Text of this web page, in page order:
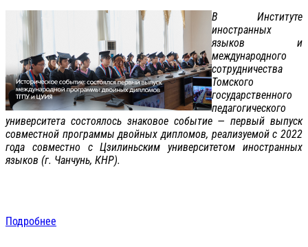
В Институте
иностранных
языков и
международного
сотрудничества
Томского
государственного
педагогического
университета состоялось знаковое событие — первый выпуск
совместной программы двойных дипломов, реализуемой с 2022
года совместно с Цзилиньским университетом иностранных
языков (г. Чанчунь, КНР).
Подробнее